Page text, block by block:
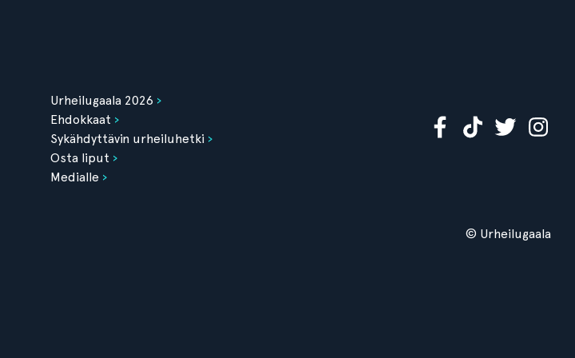
Urheilugaala 2026
Ehdokkaat
Sykähdyttävin urheiluhetki
Osta liput
Medialle
© Urheilugaala